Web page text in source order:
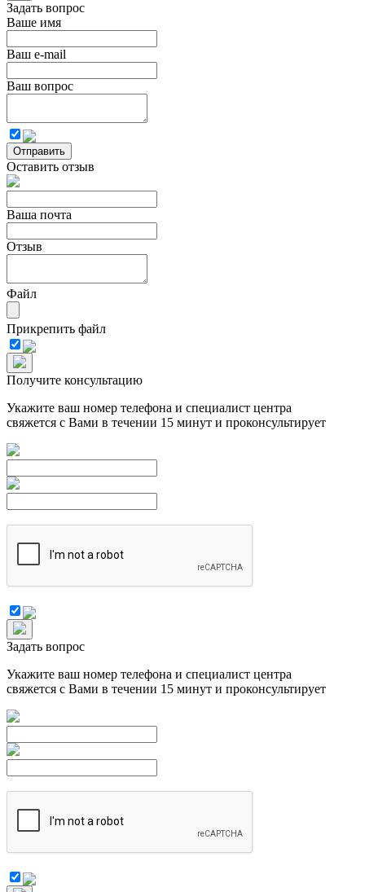
Задать вопрос
Ваше имя
Ваш e-mail
Ваш вопрос
Отправить
Оставить отзыв
Ваша почта
Отзыв
Файл
Прикрепить файл
Получите консультацию
Укажите ваш номер телефона и специалист центра
свяжется с Вами в течении 15 минут и проконсультирует
Задать вопрос
Укажите ваш номер телефона и специалист центра
свяжется с Вами в течении 15 минут и проконсультирует